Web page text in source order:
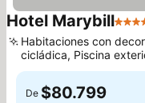
Hotel Marybill4
Habitaciones con
cicládica, Piscina
a la montaña
De $80.799